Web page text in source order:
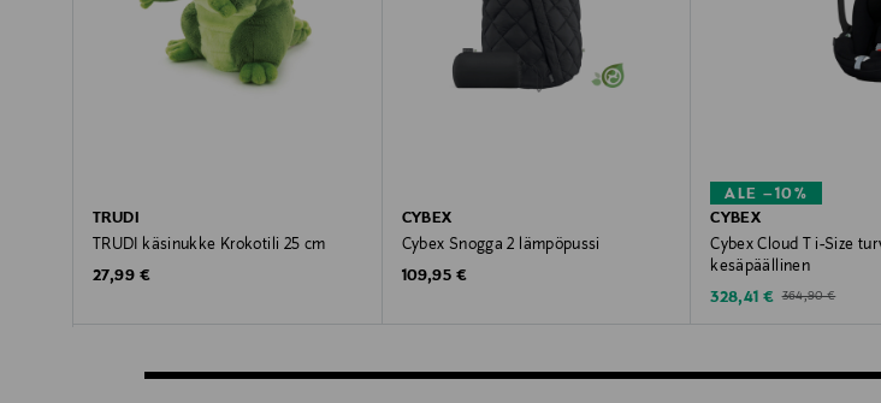
TRUDI
TRUDI käsinukke Krokotili 25 cm
Original Price
27,99 €
CYBEX
Cybex Snogga 2 lämpöpussi
Original Price
109,95 €
ALE –10%
CYBEX
Cybex Cloud T i-Size
kesäpäällinen
Discounted Price
328,41 € Original Price
364,90 €